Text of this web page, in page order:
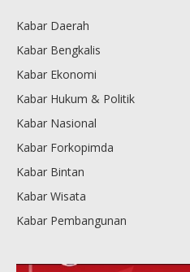
Kabar Daerah
Kabar Bengkalis
Kabar Ekonomi
Kabar Hukum & Politik
Kabar Nasional
Kabar Forkopimda
Kabar Bintan
Kabar Wisata
Kabar Pembangunan